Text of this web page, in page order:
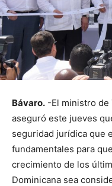
Bávaro. -El ministro de
aseguró este jueves
seguridad jurídica que
fundamentales para
crecimiento de los
Dominicana sea